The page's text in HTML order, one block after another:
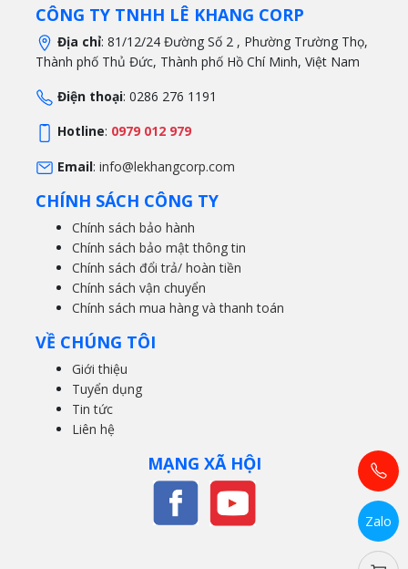
CÔNG TY TNHH LÊ KHANG CORP
Địa chỉ: 81/12/24 Đường Số 2 , Phường Trường Thọ,
Thành phố Thủ Đức, Thành phố Hồ Chí Minh, Việt Nam
Điện thoại: 0286 276 1191
Hotline: 0979 012 979
Email: info@lekhangcorp.com
CHÍNH SÁCH CÔNG TY
Chính sách bảo hành
Chính sách bảo mật thông tin
Chính sách đổi trả/ hoàn tiền
Chính sách vận chuyển
Chính sách mua hàng và thanh toán
VỀ CHÚNG TÔI
Giới thiệu
Tuyển dụng
Tin tức
Liên hệ
MẠNG XÃ HỘI
Zalo